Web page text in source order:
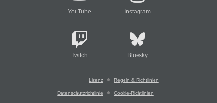
YouTube Instagram
Twitch Bluesky
Lizenz Regeln & Richtlinien
Datenschutzrichtlinie Cookie-Richtlinien